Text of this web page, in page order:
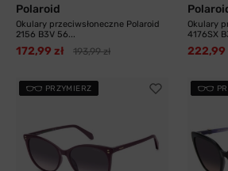
Polaroid
Okulary przeciwsłoneczne Polaroid
2156 B3V 56...
172,99 zł 193,99 zł
Okulary
4176SX
222,99
PRZYMIERZ